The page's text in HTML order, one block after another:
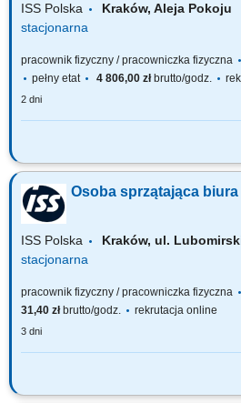
ISS Polska Kraków, Aleja
stacjonarna
pracownik fizyczny / pracowniczka fizyczna
pełny etat
4 806,00 złbrutto/godz.
2 dni
Zakres obowiązków: Sprzątanie kuchni,
porządkowe zlecone przez przełożonego;
Osoba sprzątająca biura
ISS Polska Kraków, ul.
stacjonarna
pracownik fizyczny / pracowniczka fizyczna
31,40 złbrutto/godz. rekrutacja online
3 dni
Zakres obowiązków: Sprzątanie kuchni,